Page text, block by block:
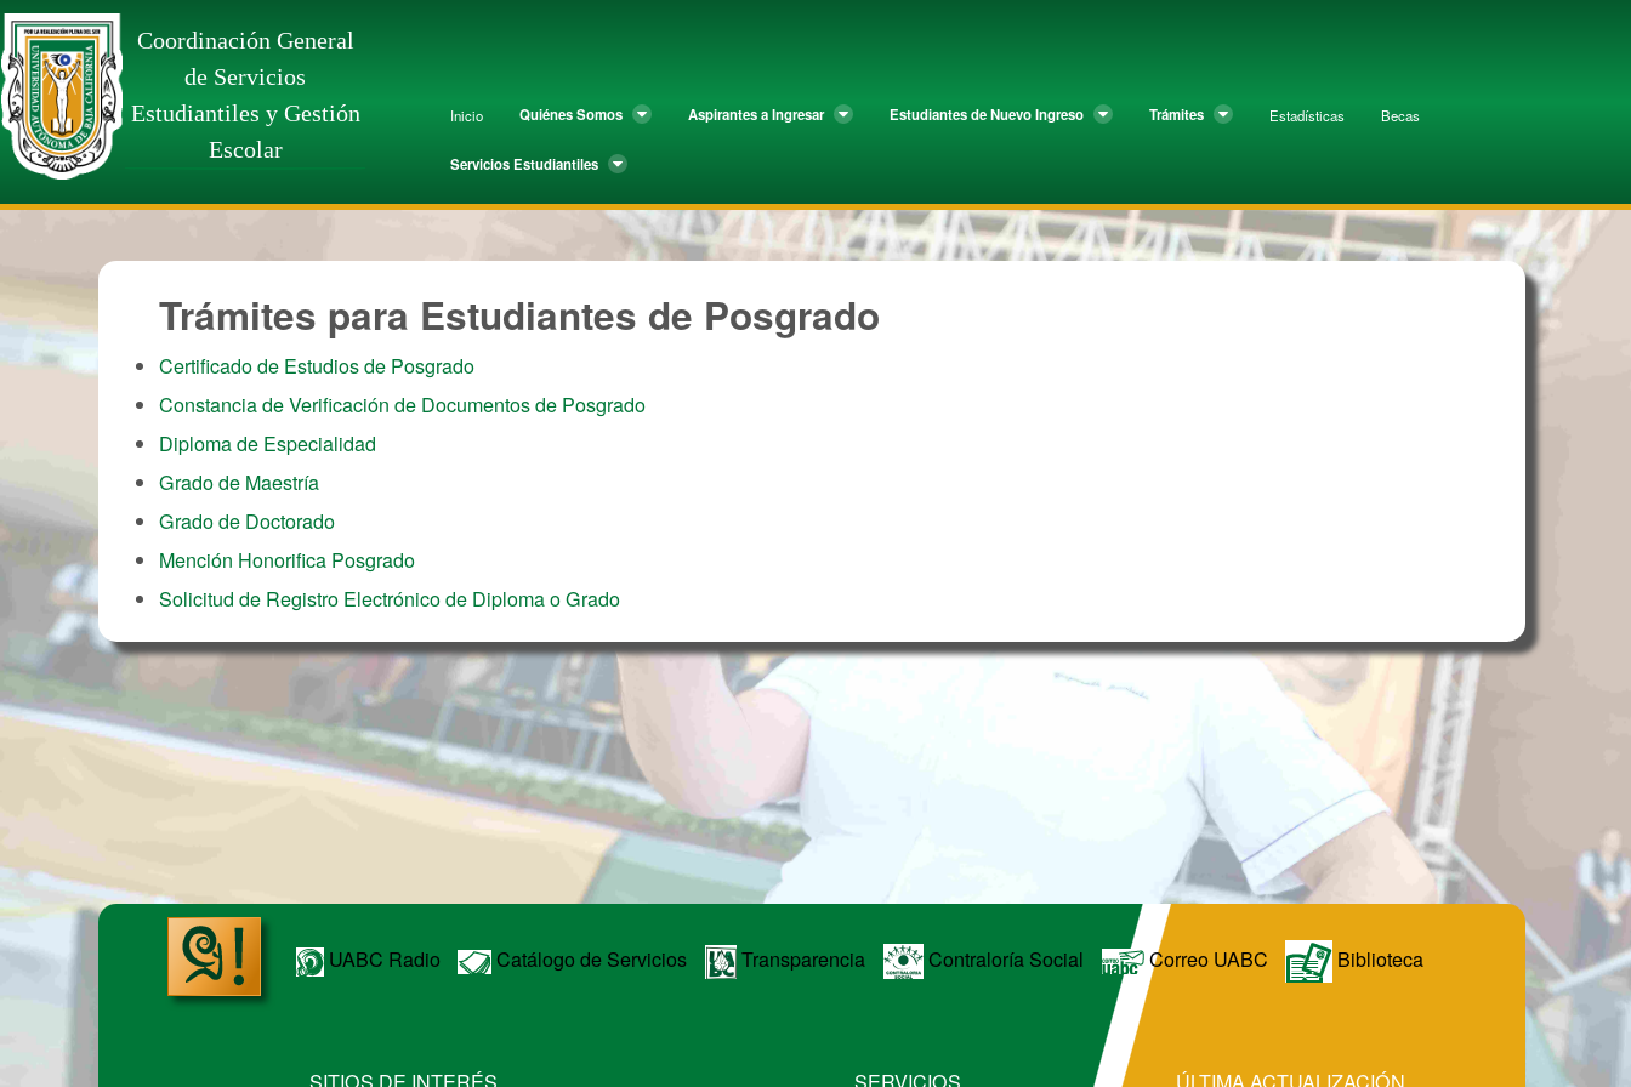
Saltar al contenido
Coordinación General
de Servicios
Estudiantiles y Gestión
Escolar
Trámites para Estudiantes de Posgrado
Inicio Quiénes Somos Aspirantes a Ingresar Estudiantes de Nuevo Ingreso Trámites Estadísticas Becas
Servicios Estudiantiles
Trámites para Estudiantes de Posgrado
Certificado de Estudios de Posgrado
Constancia de Verificación de Documentos de Posgrado
Diploma de Especialidad
Grado de Maestría
Grado de Doctorado
Mención Honorifica Posgrado
Solicitud de Registro Electrónico de Diploma o Grado
UABC Radio Catálogo de Servicios Transparencia Contraloría Social Correo UABC Biblioteca